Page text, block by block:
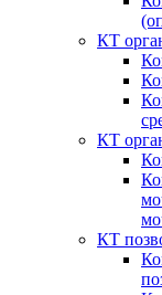
КТ
КТ
КТ